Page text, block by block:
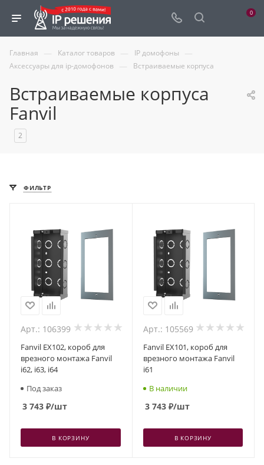
0
Главная — Каталог товаров — IP домофоны —
Аксессуары для ip-домофонов — Встраиваемые корпуса
Встраиваемые корпуса
Fanvil
2
ФИЛЬТР
Арт.: 106399
Fanvil EX102, короб для
врезного монтажа Fanvil
i62, i63, i64
Под заказ
3 743 ₽/шт
В КОРЗИНУ
Арт.: 105569
Fanvil EX101, короб для
врезного монтажа Fanvil
i61
В наличии
3 743₽/шт
В КОРЗИНУ